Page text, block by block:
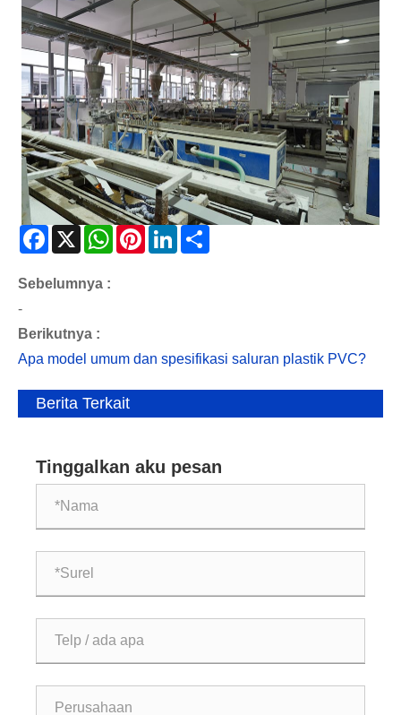
Facebook
X WhatsAppPinterestLinkedIn
Sebelumnya :
-
Berikutnya :
Apa model umum dan spesifikasi saluran plastik PVC?
Berita Terkait
Tinggalkan aku pesan